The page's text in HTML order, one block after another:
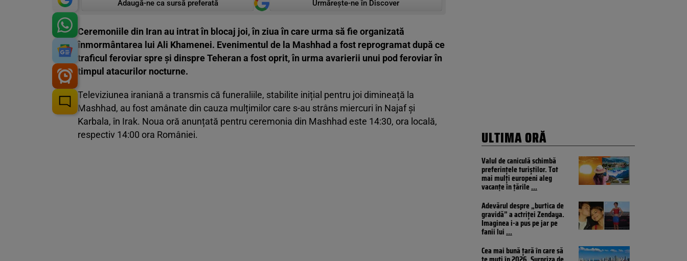
Adaugă-ne ca sursă preferată Urmărește-ne în Discover
Ceremoniile din Iran au intrat în blocaj joi, în ziua în care urma să fie organizată
înmormântarea lui Ali Khamenei. Evenimentul de la Mashhad a fost reprogramat după ce
traficul feroviar spre și dinspre Teheran a fost oprit, în urma avarierii unui pod feroviar în
timpul atacurilor nocturne.
Televiziunea iraniană a transmis că funeraliile, stabilite inițial pentru joi dimineață la
Mashhad, au fost amânate din cauza mulțimilor care s-au strâns miercuri în Najaf și
Karbala, în Irak. Noua oră anunțată pentru ceremonia din Mashhad este 14:30, ora locală,
respectiv 14:00 ora României.
ULTIMA ORĂ
Valul de caniculă schimbă
preferințele turiștilor. Tot
mai mulți europeni aleg
vacanțe în țările...
Adevărul despre „burtica de
gravidă” a actriței Zendaya.
Imaginea i-a pus pe jar pe
fanii lui...
Cea mai bună țară în care să